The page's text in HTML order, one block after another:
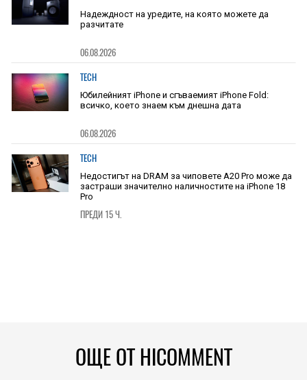
Надеждност на уредите, на която можете да
разчитате
06.08.2026
TECH
Юбилейният iPhone и сгъваемият iPhone Fold:
всичко, което знаем към днешна дата
06.08.2026
TECH
Недостигът на DRAM за чиповете A20 Pro може да
застраши значително наличностите на iPhone 18
Pro
ПРЕДИ 15 Ч.
ОЩЕ ОТ HICOMMENT